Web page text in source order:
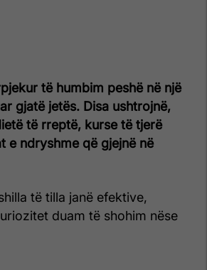
të humbim peshë në një
gjatë jetës. Disa ushtrojnë,
të rreptë, kurse të tjerë
e ndryshme që gjejnë në
të tilla janë efektive,
duam të shohim nëse